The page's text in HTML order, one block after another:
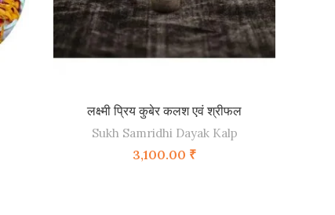
ADD TO CART
लक्ष्मी प्रिय कुबेर कलश एवं श्रीफल
Sukh Samridhi Dayak Kalp
3,100.00 ₹